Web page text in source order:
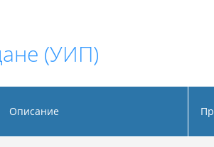
(УИП)
Описание